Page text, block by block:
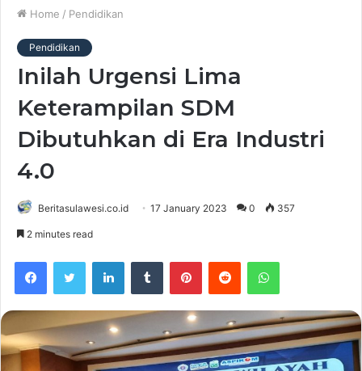
Home / Pendidikan
Pendidikan
Inilah Urgensi Lima
Keterampilan SDM
Dibutuhkan di Era Industri
4.0
Beritasulawesi.co.id 17 January 2023 0 357
2 minutes read